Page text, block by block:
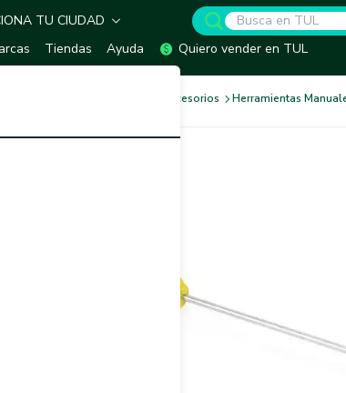
Construcción
TU CIUDAD
Tiendas Ayuda Quiero vender en TUL
Herramientas, Equipos y Accesorios Herramientas